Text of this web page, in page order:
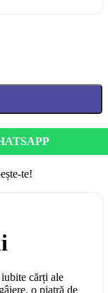
te!
cărți ale
o piatră de